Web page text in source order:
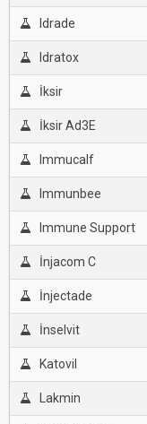
Idrade
Idratox
İksir
İksir Ad3E
Immucalf
Immunbee
Immune Support
İnjacom C
İnjectade
İnselvit
Katovil
Lakmin